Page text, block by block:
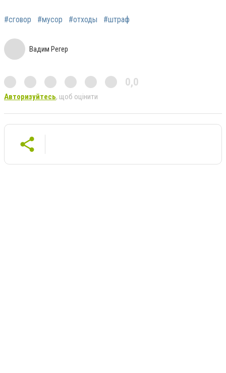
#сговор #мусор #отходы #штраф
Вадим Регер
0,0
Авторизуйтесь, щоб оцінити